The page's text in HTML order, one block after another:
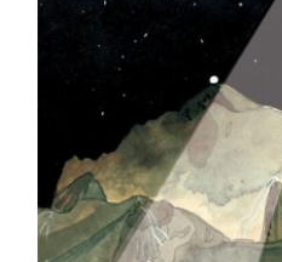
AFEGEIX A LA
DETALLS